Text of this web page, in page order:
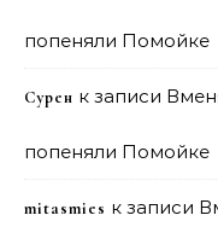
попеняли Помойке
Сурен к записи
попеняли Помойке
mitasmies к записи